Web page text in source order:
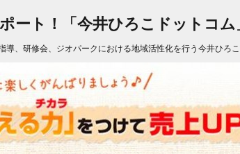
ート！「今井ひろこドットコム
、研修会、ジオパークにおける地域活性化を行う今井ひろ